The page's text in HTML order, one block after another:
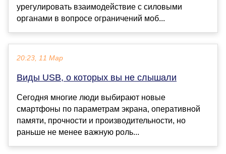
урегулировать взаимодействие с силовыми
органами в вопросе ограничений моб...
20:23, 11 Мар
Виды USB, о которых вы не слышали
Сегодня многие люди выбирают новые
смартфоны по параметрам экрана, оперативной
памяти, прочности и производительности, но
раньше не менее важную роль...